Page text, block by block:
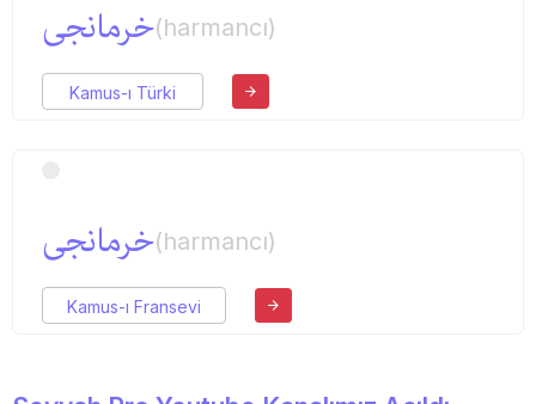
خرمانجی(harmancı)
Kamus-ı Türki
خرمانجی(harmancı)
Kamus-ı Fransevi